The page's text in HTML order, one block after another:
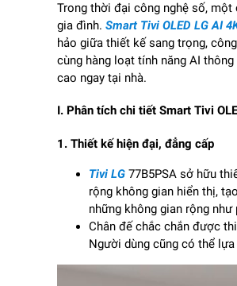
Trong thời đại công nghệ số, một
gia đình. Smart Tivi OLED LG AI
hảo giữa thiết kế sang trọng, c
cùng hàng loạt tính năng AI thông
cao ngay tại nhà.
I. Phân tích chi tiết Smart Tivi
1. Thiết kế hiện đại, đẳng cấp
Tivi LG 77B5PSA sở hữu
rộng không gian hiển thị,
những không gian rộng như
Chân đế chắc chắn được
Người dùng cũng có thể